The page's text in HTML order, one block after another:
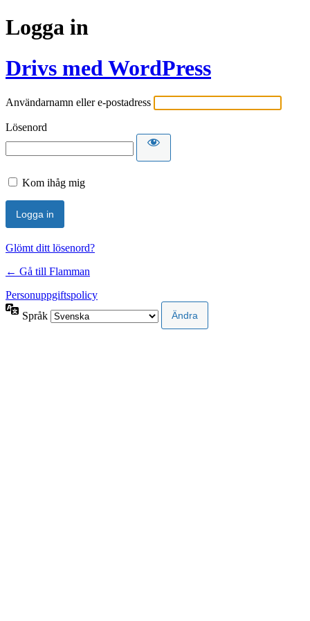
Logga in
Drivs med WordPress
Användarnamn eller e-postadress
Lösenord
Kom ihåg mig
Glömt ditt lösenord?
← Gå till Flamman
Personuppgiftspolicy
Språk